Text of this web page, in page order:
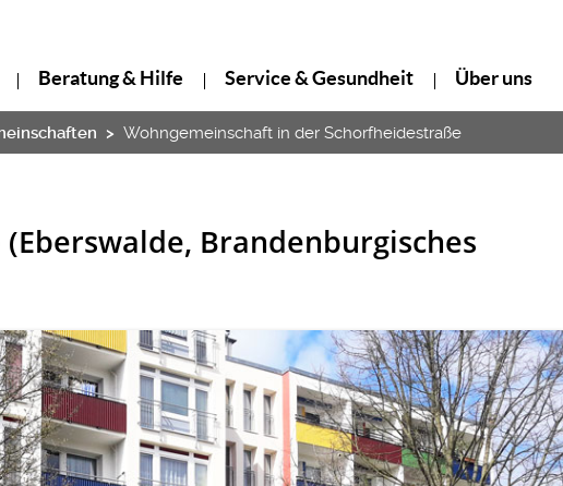
Beratung & Hilfe Service & Gesundheit Über uns
Wohngemeinschaft in der Schorfheidestraße
Brandenburgisches